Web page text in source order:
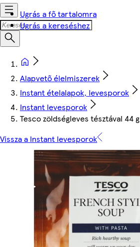
Ugrás a fő tartalomra
Ugrás a kereséshez
Alapvető élelmiszerek
Instant ételalapok, levesporok
Instant levesporok
Tesco zöldségleves tésztával 44 g
Vissza a Instant levesporok